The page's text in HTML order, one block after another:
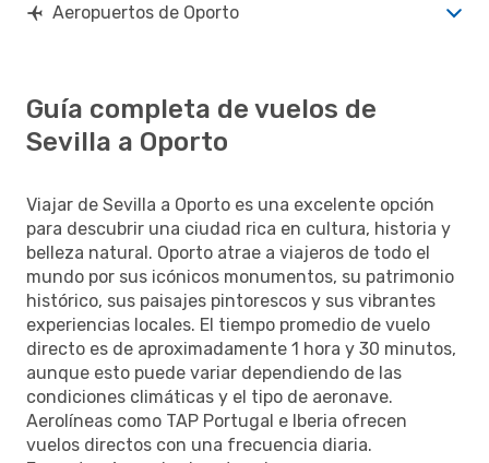
Aeropuertos de Oporto
Guía completa de vuelos de
Sevilla a Oporto
Viajar de Sevilla a Oporto es una excelente opción
para descubrir una ciudad rica en cultura, historia y
belleza natural. Oporto atrae a viajeros de todo el
mundo por sus icónicos monumentos, su patrimonio
histórico, sus paisajes pintorescos y sus vibrantes
experiencias locales. El tiempo promedio de vuelo
directo es de aproximadamente 1 hora y 30 minutos,
aunque esto puede variar dependiendo de las
condiciones climáticas y el tipo de aeronave.
Aerolíneas como TAP Portugal e Iberia ofrecen
vuelos directos con una frecuencia diaria.